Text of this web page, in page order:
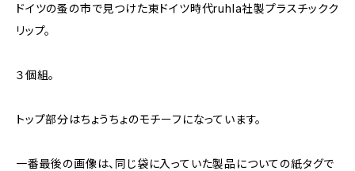
ドイツの蚤の市で見つけた東ドイツ時代ruhla社製プラスチックク
リップ。
３個組。
トップ部分はちょうちょのモチーフになっています。
一番最後の画像は、同じ袋に入っていた製品についての紙タグで